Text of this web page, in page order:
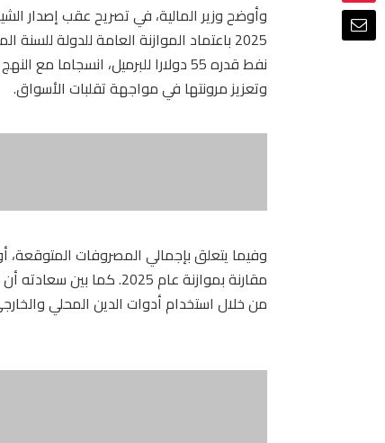
نفط قدره 55 دولارا للبرميل،
وتعزيز مرونتها في مواجهة تقلبات الأسواق.
من خلال استخدام أدوات الدين المحلي